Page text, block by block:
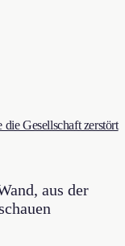
Gesellschaft zerstört